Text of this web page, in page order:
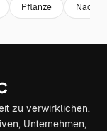
Pflanze
zu verwirklichen.
Unternehmen,